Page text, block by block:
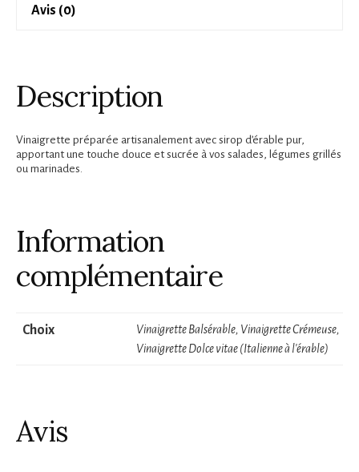
Avis (0)
Description
Vinaigrette préparée artisanalement avec sirop d’érable pur,
apportant une touche douce et sucrée à vos salades, légumes grillés
ou marinades.
Information
complémentaire
Choix
Vinaigrette Balsérable, Vinaigrette Crémeuse,
Vinaigrette Dolce vitae (Italienne à l'érable)
Avis